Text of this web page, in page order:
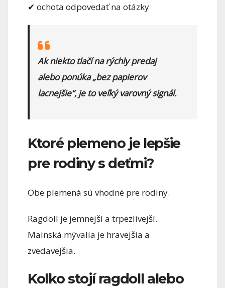
✔ ochota odpovedať na otázky
Ak niekto tlačí na rýchly predaj
alebo ponúka „bez papierov
lacnejšie“, je to veľký varovný signál.
Ktoré plemeno je lepšie
pre rodiny s deťmi?
Obe plemená sú vhodné pre rodiny.
Ragdoll je jemnejší a trpezlivejší.
Mainská mývalia je hravejšia a
zvedavejšia.
Koľko stojí ragdoll alebo